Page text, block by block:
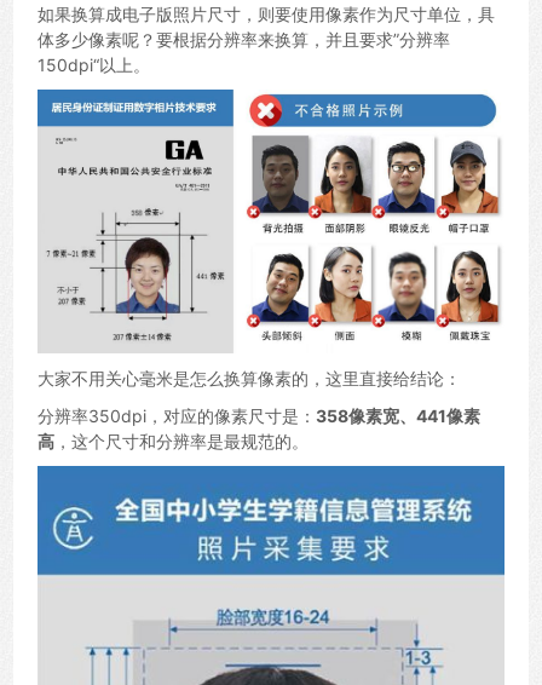
如果换算成电子版照片尺寸，则要使用像素作为尺寸单位，具
体多少像素呢？要根据分辨率来换算，并且要求”分辨率
150dpi“以上。
大家不用关心毫米是怎么换算像素的，这里直接给结论：
分辨率350dpi，对应的像素尺寸是：358像素宽、441像素
高 ，这个尺寸和分辨率是最规范的。